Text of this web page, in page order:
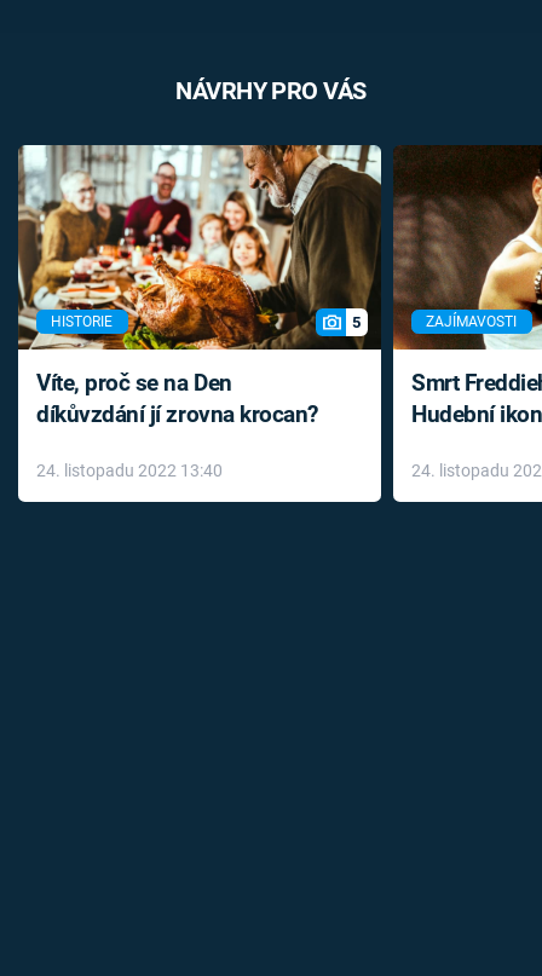
NÁVRHY PRO VÁS
HISTORIE 5
Víte, proč se na Den
díkůvzdání jí zrovna krocan?
24. listopadu 2022 13:40
ZAJÍMAVOSTI
Smrt
Hudební
léky
24. listopadu